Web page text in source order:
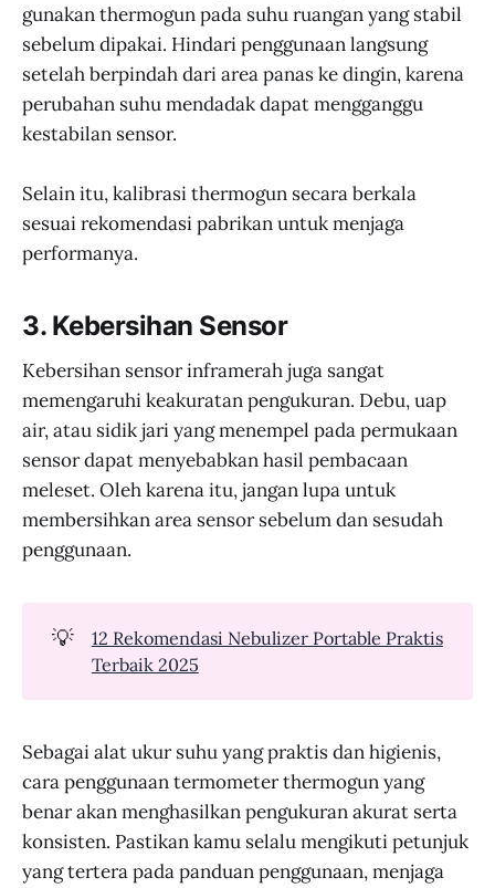
gunakan thermogun pada suhu ruangan yang stabil
sebelum dipakai. Hindari penggunaan langsung
setelah berpindah dari area panas ke dingin, karena
perubahan suhu mendadak dapat mengganggu
kestabilan sensor.
Selain itu, kalibrasi thermogun secara berkala
sesuai rekomendasi pabrikan untuk menjaga
performanya.
3. Kebersihan Sensor
Kebersihan sensor inframerah juga sangat
memengaruhi keakuratan pengukuran. Debu, uap
air, atau sidik jari yang menempel pada permukaan
sensor dapat menyebabkan hasil pembacaan
meleset. Oleh karena itu, jangan lupa untuk
membersihkan area sensor sebelum dan sesudah
penggunaan.
💡
12 Rekomendasi Nebulizer Portable Praktis
Terbaik 2025
Sebagai alat ukur suhu yang praktis dan higienis,
cara penggunaan termometer thermogun yang
benar akan menghasilkan pengukuran akurat serta
konsisten. Pastikan kamu selalu mengikuti petunjuk
yang tertera pada panduan penggunaan, menjaga